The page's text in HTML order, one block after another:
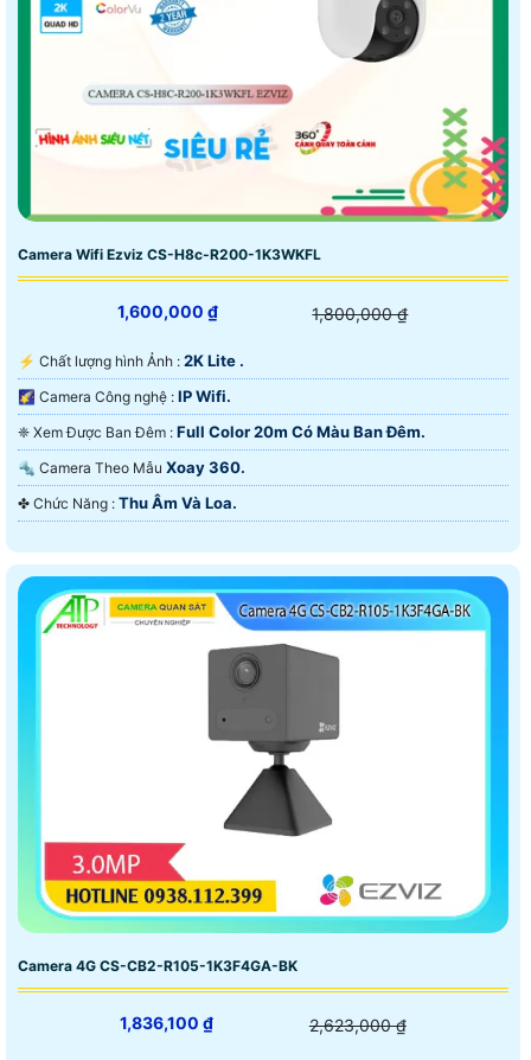
Camera Wifi Ezviz CS-H8c-R200-1K3WKFL
1,600,000 ₫ 1,800,000 ₫
️⚡ Chất lượng hình Ảnh : 2K Lite .
🌠 Camera Công nghệ : IP Wifi.
❈ Xem Được Ban Đêm : Full Color 20m Có Màu Ban Ðêm.
🔩 Camera Theo Mẫu Xoay 360.
️✤ Chức Năng : Thu Âm Và Loa.
Camera 4G CS-CB2-R105-1K3F4GA-BK
1,836,100 ₫ 2,623,000 ₫